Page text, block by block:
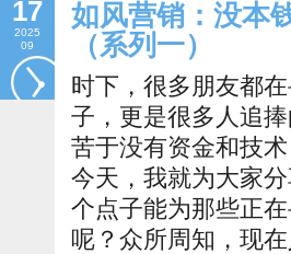
17
2025
09
如风营销：没本
（系列一）
时下，很多朋友都
子，更是很多人追
苦于没有资金和技
今天，我就为大家
个点子能为那些正
呢？众所周知，现